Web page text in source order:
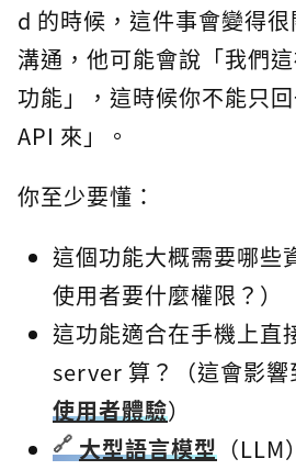
d 的時候，這件事會變得
溝通，他可能會說「我們
功能」，這時候你不能只
API 來」。
你至少要懂：
這個功能大概需要哪些
使用者要什麼權限？）
這功能適合在手機上直
server 算？（這會影響
使用者體驗）
大型語言模型 （